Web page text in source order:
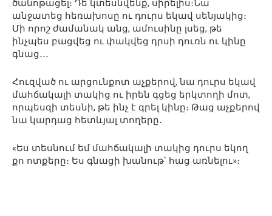
ծանոթացել։ Դե կտեսնվենք, սիրելիս։Նա
անջատեց հեռախոսը ու դուրս եկավ սենյակից։
Մի որոշ ժամանակ անց, ամուսինը լսեց, թե
ինչպես բացվեց ու փակվեց դրսի դուռն ու կինը
գնաց․․․
Հուզված ու արցունքոտ աչքերով, նա դուրս եկավ
մահճակալի տակից ու իրեն գցեց երկտողի մոտ,
որպեսզի տեսնի, թե ինչ է գրել կինը։ Թաց աչքերով
նա կարդաց հետևյալ տողերը․
«Ես տեսնում եմ մահճակալի տակից դուրս եկող
քո ոտքերը։ Ես գնացի խանութ՝ հաց առնելու»։